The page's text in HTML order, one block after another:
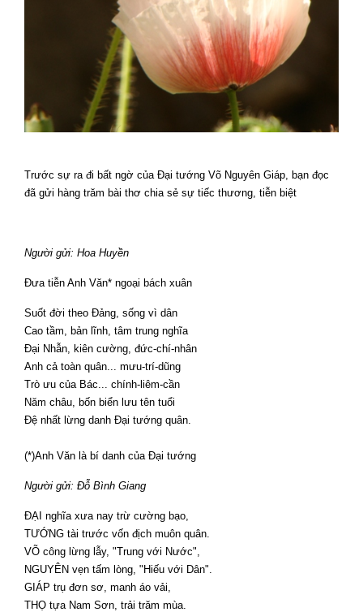
Trước sự ra đi bất ngờ của Đại tướng Võ Nguyên Giáp, bạn đọc
đã gửi hàng trăm bài thơ chia sẻ sự tiếc thương, tiễn biệt
Người gửi: Hoa Huyền
Đưa tiễn Anh Văn* ngoại bách xuân
Suốt đời theo Đảng, sống vì dân
Cao tầm, bản lĩnh, tâm trung nghĩa
Đại Nhẫn, kiên cường, đức-chí-nhân
Anh cả toàn quân... mưu-trí-dũng
Trò ưu của Bác... chính-liêm-cần
Năm châu, bốn biển lưu tên tuổi
Đệ nhất lừng danh Đại tướng quân.
(*)Anh Văn là bí danh của Đại tướng
Người gửi: Đỗ Bình Giang
ĐẠI nghĩa xưa nay trừ cường bạo,
TƯỚNG tài trước vốn địch muôn quân.
VÕ công lừng lẫy, "Trung với Nước",
NGUYÊN vẹn tấm lòng, "Hiếu với Dân".
GIÁP trụ đơn sơ, manh áo vải,
THỌ tựa Nam Sơn, trải trăm mùa.